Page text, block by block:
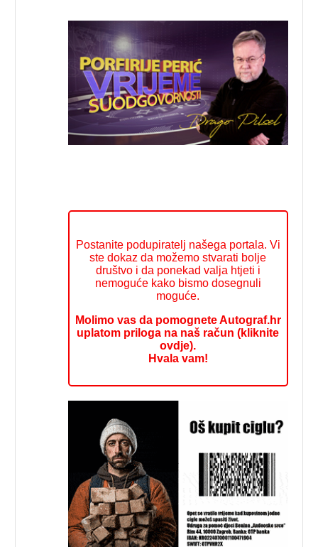
Postanite podupiratelj našega portala. Vi
ste dokaz da možemo stvarati bolje
društvo i da ponekad valja htjeti i
nemoguće kako bismo dosegnuli
moguće.
Molimo vas da pomognete Autograf.hr
uplatom priloga na naš račun (kliknite
ovdje).
Hvala vam!